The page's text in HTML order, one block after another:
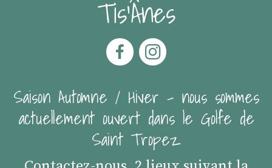
Tis'Ânes
Saison Automne / Hiver - nous sommes
actuellement ouvert dans le Golfe de
Saint Tropez